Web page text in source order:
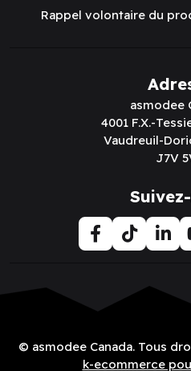
Rappel volontaire du
asmodee
4001 F.X.-
Vaudreuil-
J7V
© asmodee Canada. Tous
k-ecommerce